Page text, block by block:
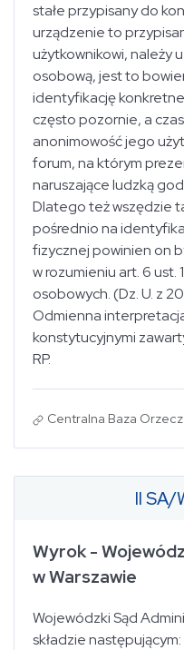
stałe przypisany do
urządzenie to
użytkownikowi, należy
osobową, jest to
identyfikację
często pozornie, a
anonimowość jego
forum, na którym
naruszające ludzką
Dlatego też wszędzie
pośrednio na
fizycznej powinien on
w rozumieniu art. 6 ust.
osobowych. (Dz. U. z
Odmienna
konstytucyjnymi
RP.
Centralna Baza
II SA/
Wyrok -
w Warszawie
Wojewódzki Sąd
składzie